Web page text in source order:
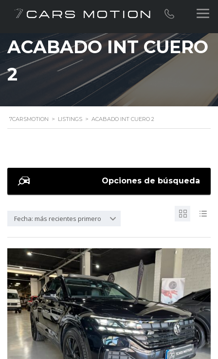
ACABADO INT CUERO
2
7CARSMOTION > LISTINGS > ACABADO INT CUERO 2
Opciones de búsqueda
Fecha: más recientes primero